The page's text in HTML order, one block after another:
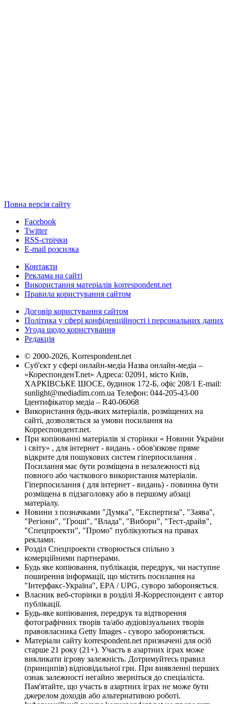
Повна версія сайту
Facebook
Twitter
RSS-стрічки
E-mail розсилка
Контакти
Реклама на сайті
Використання матеріалів korrespondent.net
Правила користування сайтом
Договір користування сайтом
Політика у сфері конфіденційності і персональних даних
Угода щодо користування
Редакція
© 2000-2026, Korrespondent.net
Суб'єкт у сфері онлайн-медіа Назва онлайн-медіа –
«КореспонденТ.net» Адреса: 02091, місто Київ,
ХАРКІВСЬКЕ ШОСЕ, будинок 172-Б, офіс 208/1 E-mail:
sunlight@mediadim.com.ua Телефон: 044-205-43-00
Ідентифікатор медіа – R40-06068
Використання будь-яких матеріалів, розміщених на
сайті, дозволяється за умови посилання на
Корреспондент.net.
При копіюванні матеріалів зі сторінки « Новини України
і світу» , для інтернет - видань - обов'язкове пряме
відкрите для пошукових систем гіперпосилання .
Посилання має бути розміщена в незалежності від
повного або часткового використання матеріалів.
Гіперпосилання ( для інтернет - видань) - повинна бути
розміщена в підзаголовку або в першому абзаці
матеріалу.
Новини з позначками "Думка", "Експертиза", "Заява",
"Регіони", "Гроші", "Влада", "Вибори", "Тест-драйв",
"Спецпроекти", "Промо" публікуються на правах
реклами.
Розділ Спецпроекти створюється спільно з
комерційними партнерами.
Будь яке копіювання, публікація, передрук, чи наступне
поширення інформації, що містить посилання на
"Інтерфакс-Україна", EPA / UPG, суворо забороняється.
Власник веб-сторінки в розділі Я-Корреспондент є автор
публікації.
Будь-яке копіювання, передрук та відтворення
фотографічних творів та/або аудіовізуальних творів
правовласника Getty Images - суворо забороняється.
Матеріали сайту korrespondent.net призначені для осіб
старше 21 року (21+). Участь в азартних іграх може
викликати ігрову залежність. Дотримуйтесь правил
(принципів) відповідальної гри. При виявленні перших
ознак залежності негайно зверніться до спеціаліста.
Пам'ятайте, що участь в азартних іграх не може бути
джерелом доходів або альтернативою роботі.